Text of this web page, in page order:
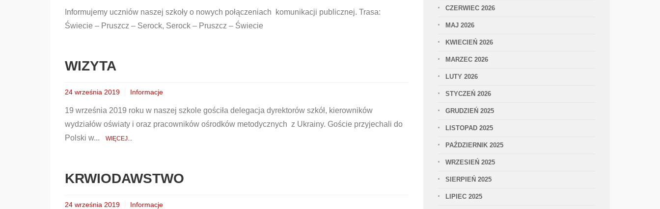
Informujemy uczniów naszej szkoły o nowych połączeniach komunikacji publicznej. Trasa:
Świecie – Pruszcz – Serock, Serock – Pruszcz – Świecie
WIZYTA
24 września 2019 Informacje
19 września 2019 roku w naszej szkole gościła delegacja dyrektorów szkół, kierowników
wydziałów oświaty i oraz pracowników ośrodków metodycznych z Ukrainy. Goście przyjechali do
Polski w...
WIĘCEJ...
KRWIODAWSTWO
24 września 2019 Informacje
CZERWIEC 2026
MAJ 2026
KWIECIEŃ 2026
MARZEC 2026
LUTY 2026
STYCZEŃ 2026
GRUDZIEŃ 2025
LISTOPAD 2025
PAŹDZIERNIK 2025
WRZESIEŃ 2025
SIERPIEŃ 2025
LIPIEC 2025